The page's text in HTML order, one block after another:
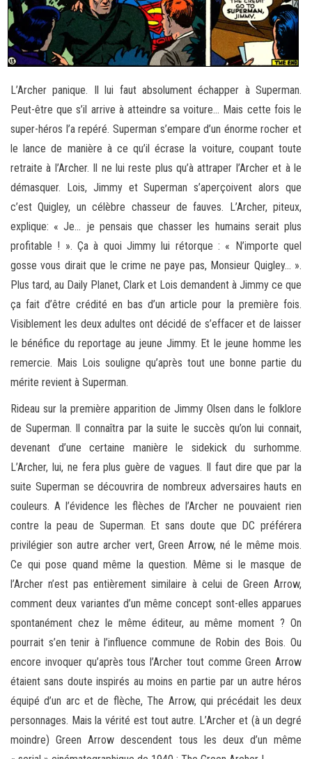
L’Archer panique. Il lui faut absolument échapper à Superman.
Peut-être que s’il arrive à atteindre sa voiture… Mais cette fois le
super-héros l’a repéré. Superman s’empare d’un énorme rocher et
le lance de manière à ce qu’il écrase la voiture, coupant toute
retraite à l’Archer. Il ne lui reste plus qu’à attraper l’Archer et à le
démasquer. Lois, Jimmy et Superman s’aperçoivent alors que
c’est Quigley, un célèbre chasseur de fauves. L’Archer, piteux,
explique: « Je… je pensais que chasser les humains serait plus
profitable ! ». Ça à quoi Jimmy lui rétorque : « N’importe quel
gosse vous dirait que le crime ne paye pas, Monsieur Quigley… ».
Plus tard, au Daily Planet, Clark et Lois demandent à Jimmy ce que
ça fait d’être crédité en bas d’un article pour la première fois.
Visiblement les deux adultes ont décidé de s’effacer et de laisser
le bénéfice du reportage au jeune Jimmy. Et le jeune homme les
remercie. Mais Lois souligne qu’après tout une bonne partie du
mérite revient à Superman.
Rideau sur la première apparition de Jimmy Olsen dans le folklore
de Superman. Il connaîtra par la suite le succès qu’on lui connait,
devenant d’une certaine manière le sidekick du surhomme.
L’Archer, lui, ne fera plus guère de vagues. Il faut dire que par la
suite Superman se découvrira de nombreux adversaires hauts en
couleurs. A l’évidence les flèches de l’Archer ne pouvaient rien
contre la peau de Superman. Et sans doute que DC préférera
privilégier son autre archer vert, Green Arrow, né le même mois.
Ce qui pose quand même la question. Même si le masque de
l’Archer n’est pas entièrement similaire à celui de Green Arrow,
comment deux variantes d’un même concept sont-elles apparues
spontanément chez le même éditeur, au même moment ? On
pourrait s’en tenir à l’influence commune de Robin des Bois. Ou
encore invoquer qu’après tous l’Archer tout comme Green Arrow
étaient sans doute inspirés au moins en partie par un autre héros
équipé d’un arc et de flèche, The Arrow, qui précédait les deux
personnages. Mais la vérité est tout autre. L’Archer et (à un degré
moindre) Green Arrow descendent tous les deux d’un même